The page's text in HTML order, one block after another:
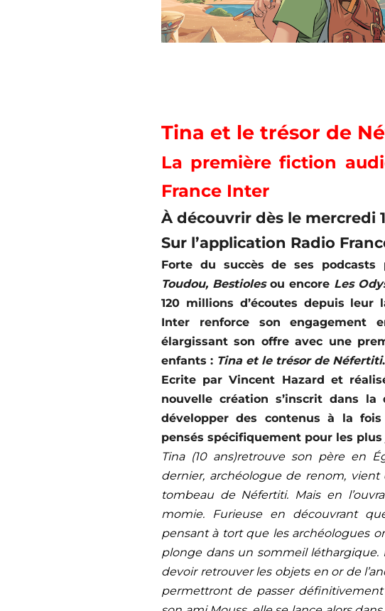
Tina et le trésor de
La première fiction
France Inter
À découvrir dès le mercredi
Sur l’application Radio
Forte du succès de ses
Toudou, Bestioles ou encore Les
120 millions d’écoutes depuis leur
Inter renforce son engagement
élargissant son offre avec une
enfants : Tina et le trésor de Néfertiti.
Ecrite par Vincent Hazard et
nouvelle création s’inscrit dans
développer des contenus à la
pensés spécifiquement pour les plus
Tina (10 ans)retrouve son père en
dernier, archéologue de renom,
tombeau de Néfertiti. Mais en
momie. Furieuse en découvrant
pensant à tort que les archéologues
plonge dans un sommeil léthargique.
devoir retrouver les objets en or de
permettront de passer définitivement